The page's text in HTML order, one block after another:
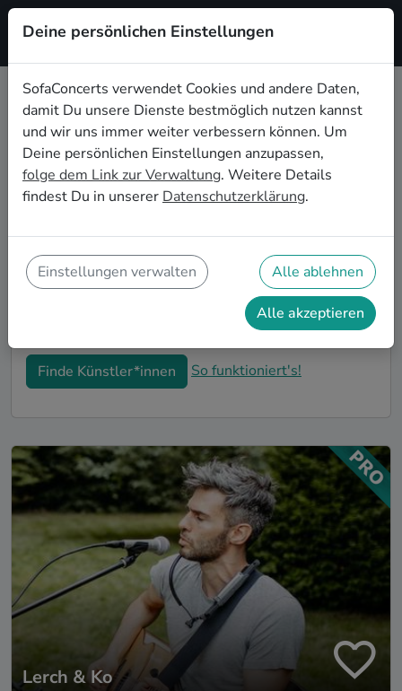
Registrieren
Rock Live-Musik für den
Junggesellenabschied in Mainz
Rock Singer-Songwriter*innen und Bands sind die
perfekte Idee für einen außergewöhnlichen
euer JGA zu einem unvergesslichen Highlight - die
Idee für besondere Feierlichkeiten vor der Hochzeit!
Auf SofaConcerts findet ihr Rock Musiker*innen in
Mainz, die genau zu euren Wünschen und eurem
Finde Künstler*innen So funktioniert's!
Lerch & Ko
Deine persönlichen Einstellungen
SofaConcerts verwendet Cookies und andere Daten,
damit Du unsere Dienste bestmöglich nutzen kannst
und wir uns immer weiter verbessern können. Um
Deine persönlichen Einstellungen anzupassen,
folge dem Link zur Verwaltung. Weitere Details
findest Du in unserer Datenschutzerklärung.
Einstellungen verwalten Alle ablehnen
Alle akzeptieren